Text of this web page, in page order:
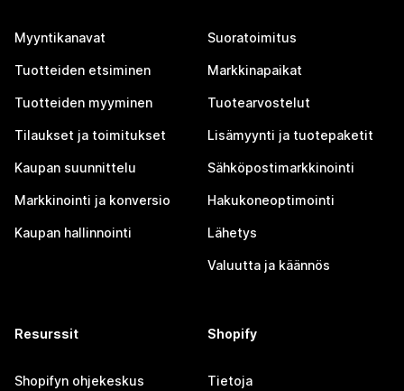
Myyntikanavat
Tuotteiden etsiminen
Tuotteiden myyminen
Tilaukset ja toimitukset
Kaupan suunnittelu
Markkinointi ja konversio
Kaupan hallinnointi
Suoratoimitus
Markkinapaikat
Tuotearvostelut
Lisämyynti ja tuotepaketit
Sähköpostimarkkinointi
Hakukoneoptimointi
Lähetys
Valuutta ja käännös
Resurssit
Shopifyn ohjekeskus
Shopify
Tietoja